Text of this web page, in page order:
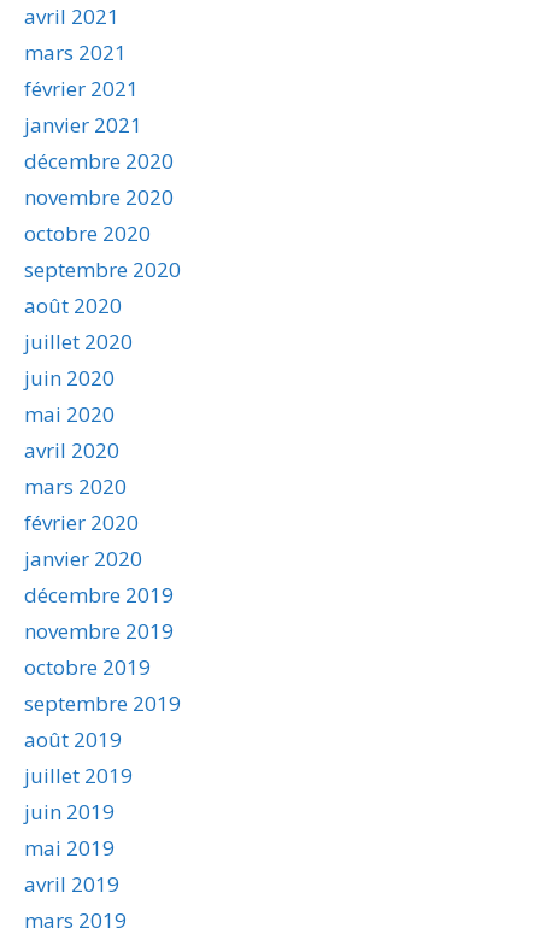
avril 2021
mars 2021
février 2021
janvier 2021
décembre 2020
novembre 2020
octobre 2020
septembre 2020
août 2020
juillet 2020
juin 2020
mai 2020
avril 2020
mars 2020
février 2020
janvier 2020
décembre 2019
novembre 2019
octobre 2019
septembre 2019
août 2019
juillet 2019
juin 2019
mai 2019
avril 2019
mars 2019